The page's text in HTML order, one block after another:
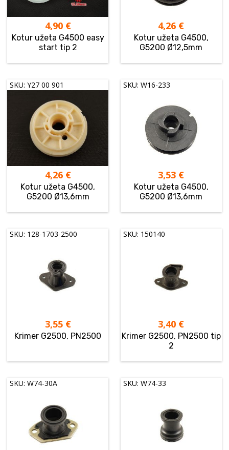
4,90 €
Kotur užeta G4500 easy
start tip 2
4,26 €
Kotur užeta G4500,
G5200 Ø12,5mm
SKU: Y27 00 901
4,26 €
Kotur užeta G4500,
G5200 Ø13,6mm
SKU: W16-233
3,53 €
Kotur užeta G4500,
G5200 Ø13,6mm
SKU: 128-1703-2500
3,55 €
Krimer G2500, PN2500
SKU: 150140
3,40 €
Krimer G2500, PN2500 tip
2
SKU: W74-30A SKU: W74-33